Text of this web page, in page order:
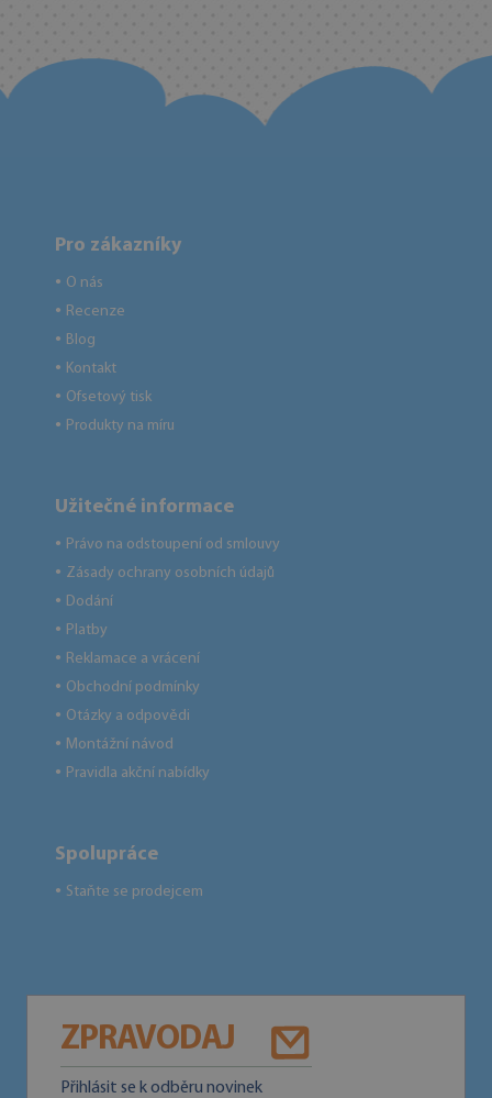
Pro zákazníky
● O nás
● Recenze
● Blog
● Kontakt
● Ofsetový tisk
● Produkty na míru
Užitečné informace
● Právo na odstoupení od smlouvy
● Zásady ochrany osobních údajů
● Dodání
● Platby
● Reklamace a vrácení
● Obchodní podmínky
● Otázky a odpovědi
● Montážní návod
● Pravidla akční nabídky
Spolupráce
● Staňte se prodejcem
ZPRAVODAJ
Přihlásit se k odběru novinek